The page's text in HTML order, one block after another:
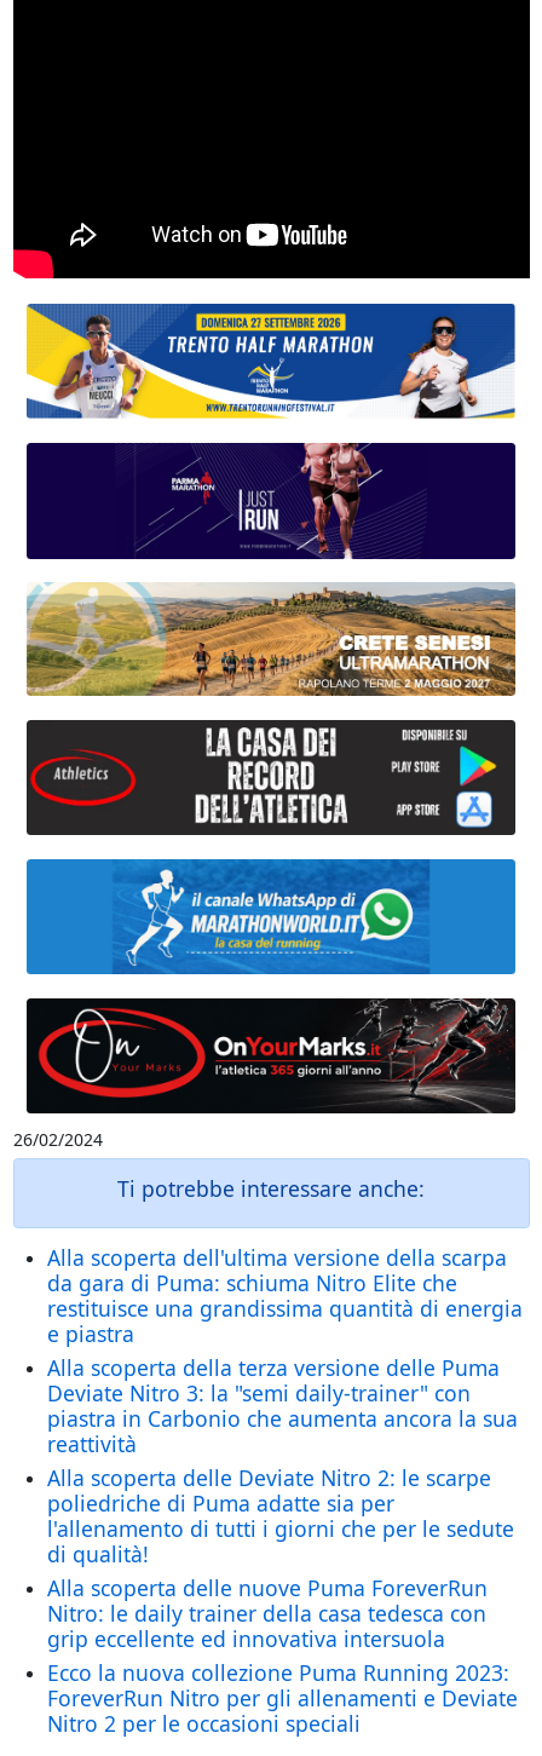
26/02/2024
Ti potrebbe interessare anche:
Alla scoperta dell'ultima versione della scarpa
da gara di Puma: schiuma Nitro Elite che
restituisce una grandissima quantità di energia
e piastra
Alla scoperta della terza versione delle Puma
Deviate Nitro 3: la "semi daily-trainer" con
piastra in Carbonio che aumenta ancora la sua
reattività
Alla scoperta delle Deviate Nitro 2: le scarpe
poliedriche di Puma adatte sia per
l'allenamento di tutti i giorni che per le sedute
di qualità!
Alla scoperta delle nuove Puma ForeverRun
Nitro: le daily trainer della casa tedesca con
grip eccellente ed innovativa intersuola
Ecco la nuova collezione Puma Running 2023:
ForeverRun Nitro per gli allenamenti e Deviate
Nitro 2 per le occasioni speciali